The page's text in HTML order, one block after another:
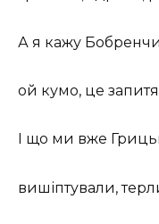
А я кажу
ой кумо, це
І що ми вже
вишіптували,